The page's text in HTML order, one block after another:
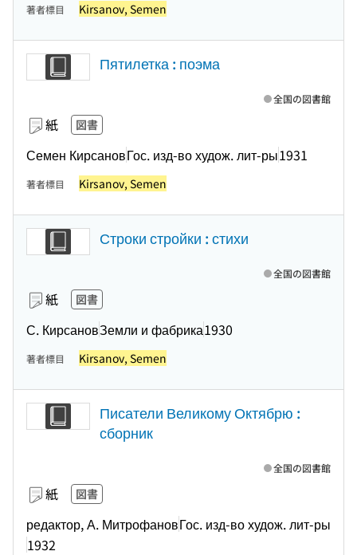
著者標目 Kirsanov, Semen
Пятилетка : поэма
紙 図書
Семен КирсановГос. изд-во худож. лит-ры1931
全国の図書館
著者標目 Kirsanov, Semen
Строки стройки : стихи
紙 図書
С. КирсановЗемли и фабрика1930
全国の図書館
著者標目 Kirsanov, Semen
Писатели Великому Октябрю :
сборник
紙 図書
редактор, А. МитрофановГос. изд-во худож. лит-ры
1932
全国の図書館